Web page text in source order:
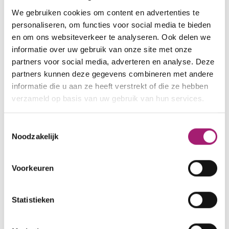
We gebruiken cookies om content en advertenties te
personaliseren, om functies voor social media te bieden
en om ons websiteverkeer te analyseren. Ook delen we
informatie over uw gebruik van onze site met onze
partners voor social media, adverteren en analyse. Deze
partners kunnen deze gegevens combineren met andere
informatie die u aan ze heeft verstrekt of die ze hebben
verzameld op basis van uw gebruik van hun services.
Noodzakelijk
Voorkeuren
Statistieken
Het team van Vitalys
Chirurgen
Medisch team
Diëtisten
Doktersassistentes
Planners
Communicatie, Kwaliteit en Control
Laura Heusschen
Tessa Veerbeek